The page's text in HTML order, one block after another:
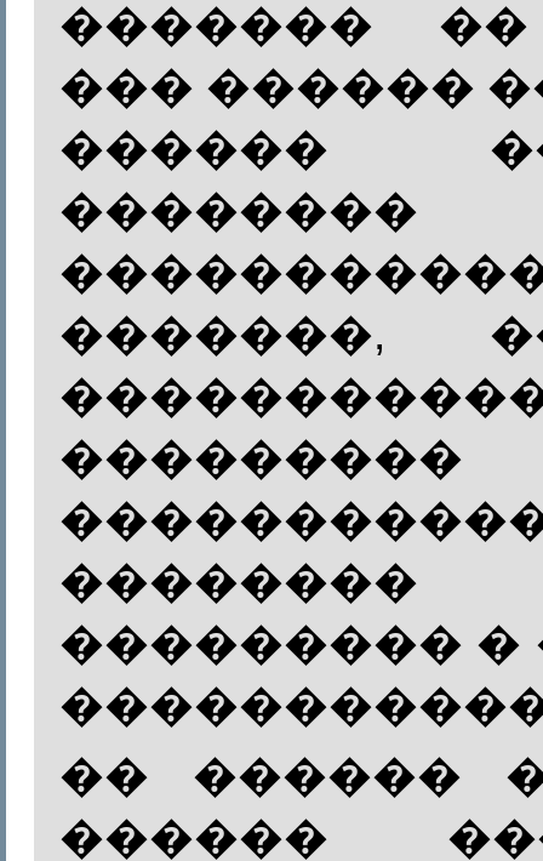
�������
��� ������
������
��������
�������,
���������
��������� �
�� ������
������